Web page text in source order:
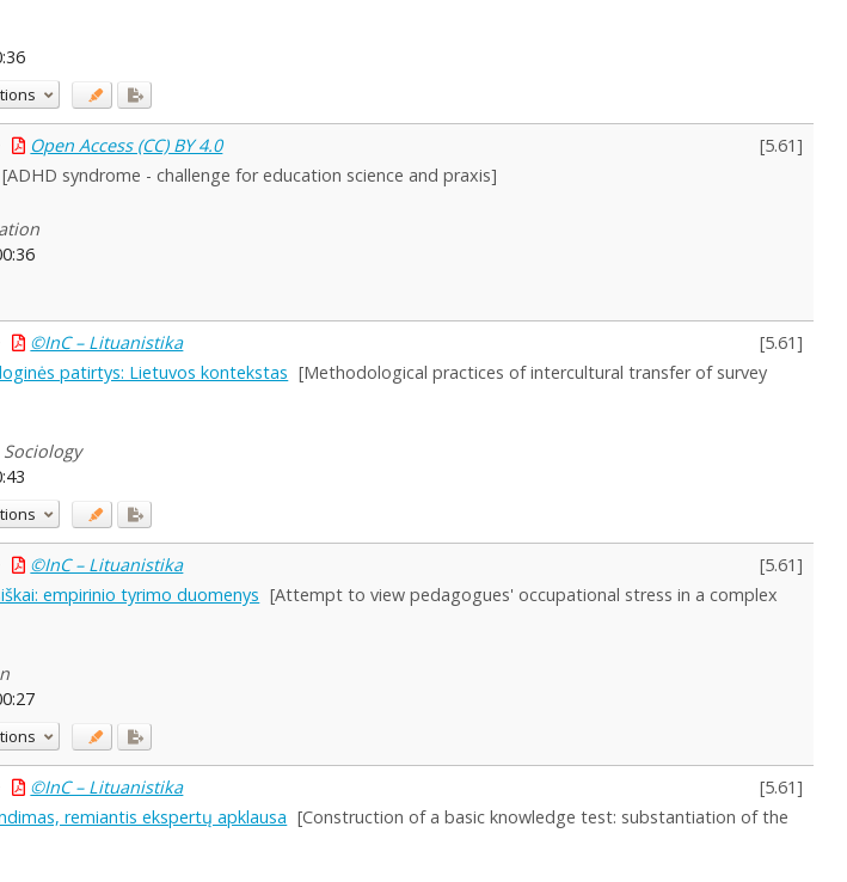
Open Access (CC) BY 4.0 [5.61]
[ADHD syndrome - challenge for education science and praxis]
©InC – Lituanistika [5.61]
patirtys: Lietuvos kontekstas [Methodological practices of intercultural transfer of survey
©InC – Lituanistika [5.61]
empirinio tyrimo duomenys [Attempt to view pedagogues' occupational stress in a complex
©InC – Lituanistika [5.61]
remiantis ekspertų apklausa [Construction of a basic knowledge test: substantiation of the